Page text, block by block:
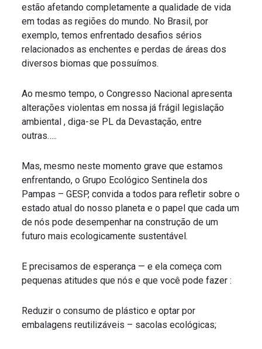
estão afetando completamente a qualidade de vida
em todas as regiões do mundo. No Brasil, por
exemplo, temos enfrentado desafios sérios
relacionados as enchentes e perdas de áreas dos
diversos biomas que possuímos.
Ao mesmo tempo, o Congresso Nacional apresenta
alterações violentas em nossa já frágil legislação
ambiental , diga-se PL da Devastação, entre
outras…..
Mas, mesmo neste momento grave que estamos
enfrentando, o Grupo Ecológico Sentinela dos
Pampas – GESP, convida a todos para refletir sobre o
estado atual do nosso planeta e o papel que cada um
de nós pode desempenhar na construção de um
futuro mais ecologicamente sustentável.
E precisamos de esperança — e ela começa com
pequenas atitudes que nós e que você pode fazer :
Reduzir o consumo de plástico e optar por
embalagens reutilizáveis – sacolas ecológicas;